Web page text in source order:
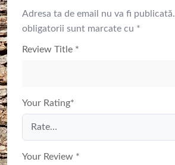
Adresa ta de email nu va fi publicată.
obligatorii sunt marcate cu *
Review Title *
Your Rating*
Your Review *